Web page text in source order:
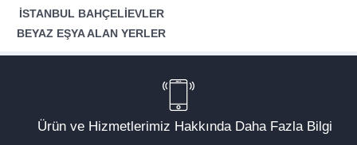
İSTANBUL BAHÇELIEVLER
BEYAZ EŞYA ALAN YERLER
Ürün ve Hizmetlerimiz Hakkında Daha Fazla Bilgi